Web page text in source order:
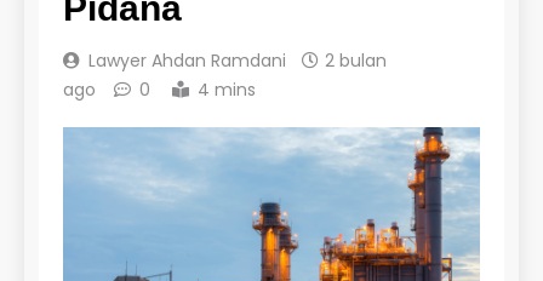
Lawyer Ahdan Ramdani
2 bulan
ago
0 4 mins